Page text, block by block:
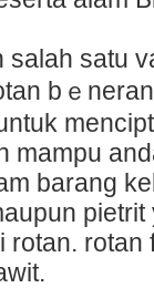
satu
bｅ
mampu
barang
rotan